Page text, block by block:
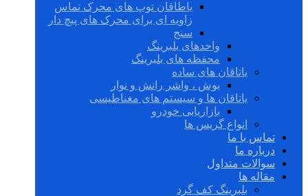
یاطاقان توپ های محرک تماس
زاویه ای برای محرک های پیچ دار
سنج
واحدهای بلبرینگ
محفظه های بلبرینگ
یاتاقان های ساده
بوش ، واشر رانش و نوار
یاتاقان ها و سیستم های مغناطیسی
بازاریابی خودرو
انواع گریس ها
تماس با ما
درباره ما
سوالات متداول
مقاله ها
بلبرینگ کف گرد